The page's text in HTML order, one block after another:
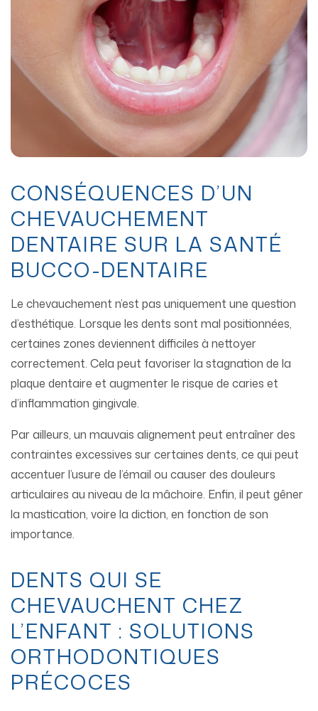
CONSÉQUENCES D’UN
CHEVAUCHEMENT
DENTAIRE SUR LA SANTÉ
BUCCO-DENTAIRE
Le chevauchement n’est pas uniquement une question
d’esthétique. Lorsque les dents sont mal positionnées,
certaines zones deviennent difficiles à nettoyer
correctement. Cela peut favoriser la stagnation de la
plaque dentaire et augmenter le risque de caries et
d’inflammation gingivale.
Par ailleurs, un mauvais alignement peut entraîner des
contraintes excessives sur certaines dents, ce qui peut
accentuer l’usure de l’émail ou causer des douleurs
articulaires au niveau de la mâchoire. Enfin, il peut gêner
la mastication, voire la diction, en fonction de son
importance.
DENTS QUI SE
CHEVAUCHENT CHEZ
L’ENFANT : SOLUTIONS
ORTHODONTIQUES
PRÉCOCES